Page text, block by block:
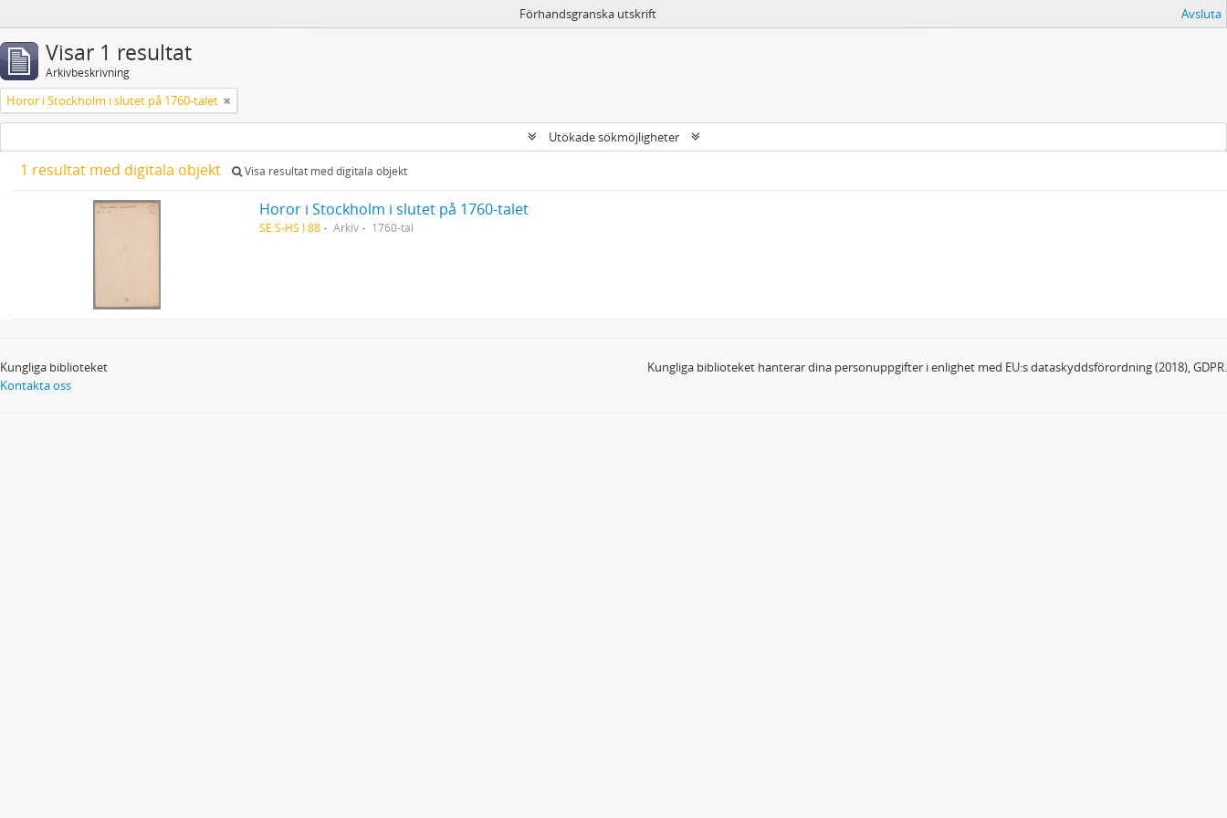
Förhandsgranska utskrift Avsluta
Visar 1 resultat
Arkivbeskrivning
Horor i Stockholm i slutet på 1760-talet
Utökade sökmöjligheter
1 resultat med digitala objekt Visa resultat med digitala objekt
Horor i Stockholm i slutet på 1760-talet
SE S-HS I 88 Arkiv 1760-tal
Kungliga biblioteket
Kontakta oss
Kungliga biblioteket hanterar dina personuppgifter i enlighet med EU:s dataskyddsförordning (2018), GDPR.